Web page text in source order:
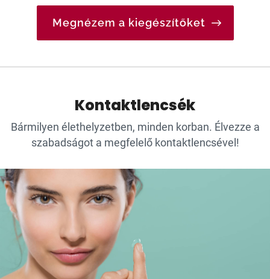
Megnézem a kiegészítőket
Kontaktlencsék
Bármilyen élethelyzetben, minden korban. Élvezze a
szabadságot a megfelelő kontaktlencsével!